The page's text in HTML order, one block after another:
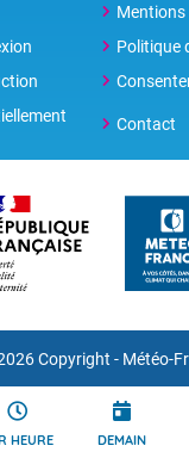
HEURE DEMAIN
Mentions
Politique
Contact
Copyright - Météo-